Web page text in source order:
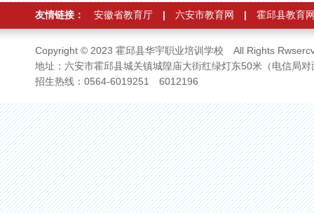
友情链接： 安徽省教育厅 | 六安市教育网 | 霍邱县教育
Copyright © 2023 霍邱县华宇职业培训学校 All Rights
地址：六安市霍邱县城关镇城隍庙大街红绿灯东50米（电信局对
招生热线：0564-6019251 6012196